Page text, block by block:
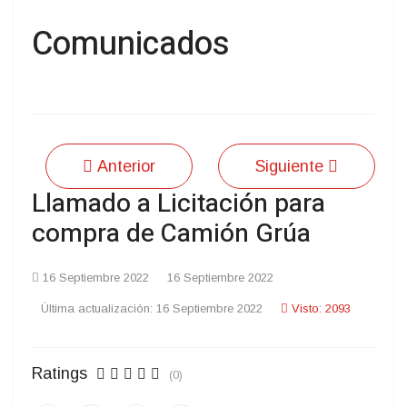
Comunicados
Anterior Siguiente
Llamado a Licitación para
compra de Camión Grúa
16 Septiembre 2022 16 Septiembre 2022
Última actualización: 16 Septiembre 2022 Visto: 2093
Ratings (0)